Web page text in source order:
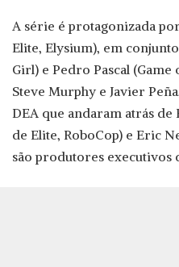
A série é protagonizada
Elite, Elysium), em
Girl) e Pedro Pascal
Steve Murphy e Javier
DEA que andaram atrás de
de Elite, RoboCop) e Eric
são produtores executivos